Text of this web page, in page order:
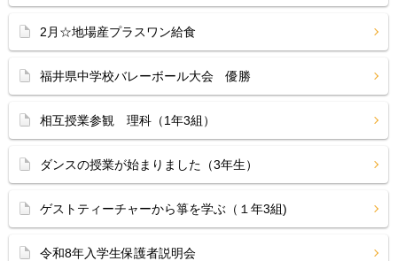
2月☆地場産プラスワン給食
福井県中学校バレーボール大会 優勝
相互授業参観 理科（1年3組）
ダンスの授業が始まりました（3年生）
ゲストティーチャーから箏を学ぶ（１年3組)
令和8年入学生保護者説明会